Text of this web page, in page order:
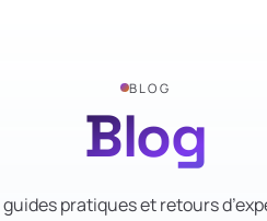
BLOG
Blog
pratiques et retours